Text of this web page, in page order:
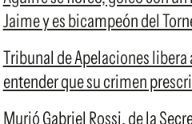
Jaime y es bicampeón del
Tribunal de Apelaciones
entender que su crimen
Murió Gabriel Rossi, de la